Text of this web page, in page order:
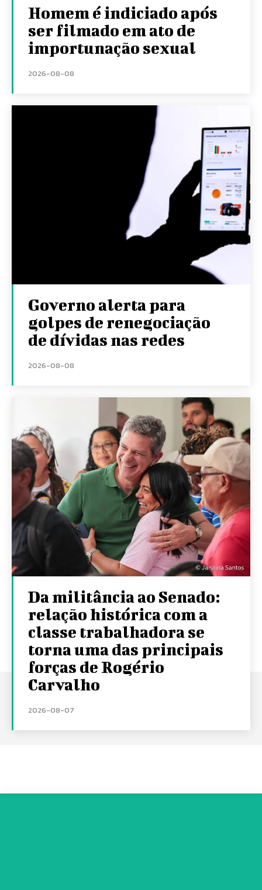
Homem é indiciado após
ser filmado em ato de
importunação sexual
2026-08-08
Governo alerta para
golpes de renegociação
de dívidas nas redes
2026-08-08
Da militância ao Senado:
relação histórica com a
classe trabalhadora se
torna uma das principais
forças de Rogério
Carvalho
2026-08-07